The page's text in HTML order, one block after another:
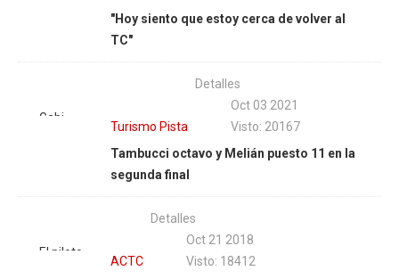
en el TC,
operativo
"Hoy siento que estoy cerca de volver al
TC"
Gabi
entrerriano.
Turismo Pista
Detalles
Oct 03 2021
Visto: 20167
Tambucci octavo y Melián puesto 11 en la
segunda final
El piloto
ACTC
Detalles
Oct 21 2018
Visto: 18412